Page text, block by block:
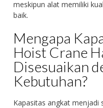
meskipun alat memiliki
baik.
Mengapa
Hoist Crane
Disesuaikan
Kebutuhan?
Kapasitas angkat menjadi